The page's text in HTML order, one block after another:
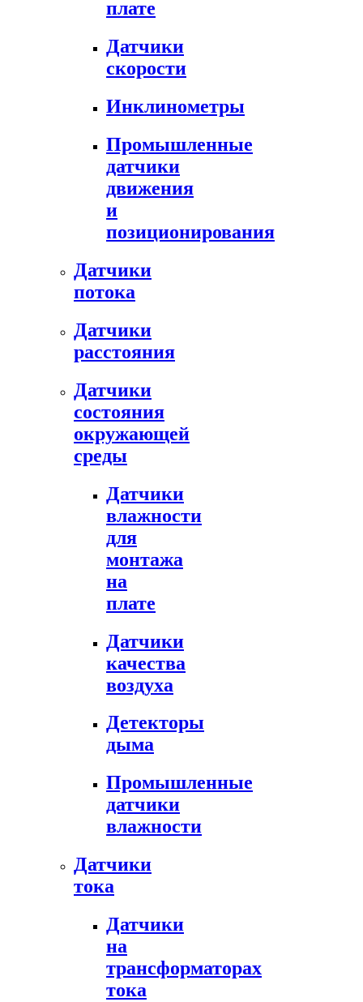
плате
Датчики
скорости
Инклинометры
Промышленные
датчики
движения
и
позиционирования
Датчики
потока
Датчики
расстояния
Датчики
состояния
окружающей
среды
Датчики
влажности
для
монтажа
на
плате
Датчики
качества
воздуха
Детекторы
дыма
Промышленные
датчики
влажности
Датчики
тока
Датчики
на
трансформаторах
тока